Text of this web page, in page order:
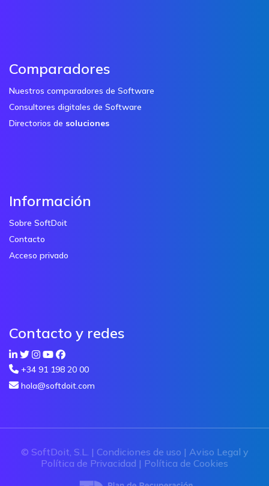
Comparadores
Nuestros comparadores de Software
Consultores digitales de Software
Directorios de soluciones
Información
Sobre SoftDoit
Contacto
Acceso privado
Contacto y redes
+34 91 198 20 00
hola@softdoit.com
© SoftDoit, S.L. | Condiciones de uso | Aviso Legal y
Política de Privacidad | Política de Cookies